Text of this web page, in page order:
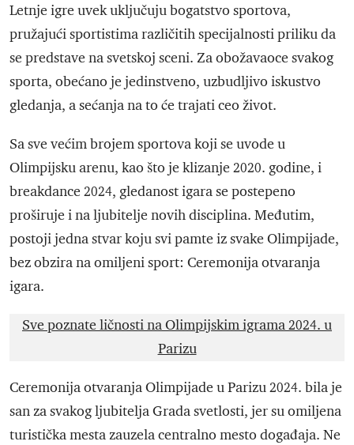
Letnje igre uvek uključuju bogatstvo sportova,
pružajući sportistima različitih specijalnosti priliku da
se predstave na svetskoj sceni. Za obožavaoce svakog
sporta, obećano je jedinstveno, uzbudljivo iskustvo
gledanja, a sećanja na to će trajati ceo život.
Sa sve većim brojem sportova koji se uvode u
Olimpijsku arenu, kao što je klizanje 2020. godine, i
breakdance 2024, gledanost igara se postepeno
proširuje i na ljubitelje novih disciplina. Međutim,
postoji jedna stvar koju svi pamte iz svake Olimpijade,
bez obzira na omiljeni sport: Ceremonija otvaranja
igara.
Sve poznate ličnosti na Olimpijskim igrama 2024. u
Parizu
Ceremonija otvaranja Olimpijade u Parizu 2024. bila je
san za svakog ljubitelja Grada svetlosti, jer su omiljena
turistička mesta zauzela centralno mesto događaja. Ne